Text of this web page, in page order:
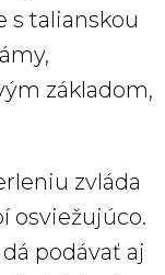
s talianskou
základom,
zvláda
osviežujúco.
podávať aj